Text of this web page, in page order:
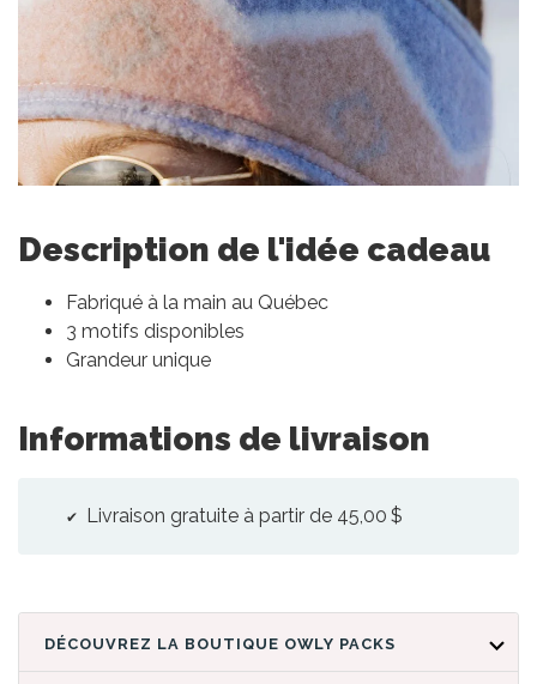
Description de l'idée cadeau
Fabriqué à la main au Québec
3 motifs disponibles
Grandeur unique
Informations de livraison
Livraison gratuite à partir de 45,00 $
DÉCOUVREZ LA BOUTIQUE OWLY PACKS